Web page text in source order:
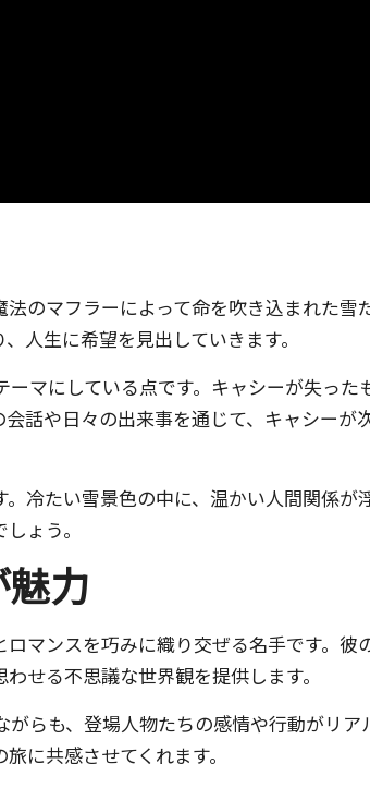
のマフラーによって命を吹き込まれた雪
人生に希望を見出していきます。
マにしている点です。キャシーが失った
話や日々の出来事を通じて、キャシーが
冷たい雪景色の中に、温かい人間関係が
ょう。
力
マンスを巧みに織り交ぜる名手です。彼
せる不思議な世界観を提供します。
らも、登場人物たちの感情や行動がリア
に共感させてくれます。